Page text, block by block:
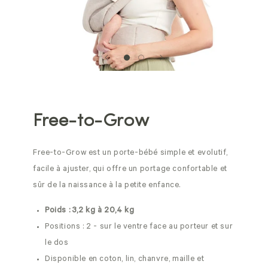
Free-to-Grow
Free-to-Grow est un porte-bébé simple et evolutif,
facile à ajuster, qui offre un portage confortable et
sûr de la naissance à la petite enfance.
Poids : 3,2 kg à 20,4 kg
Positions : 2 - sur le ventre face au porteur et sur
le dos
Disponible en coton, lin, chanvre, maille et